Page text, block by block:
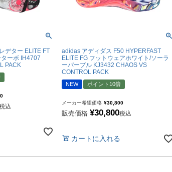
ェア
ム
SOCCER NUT｜サッカーナッツ
PENALTY｜ペナルティ
GAVIC｜ガビック
reusch｜ロイシュ
uhlsport｜ウールシュポルト
FOOOOTY｜フーティ
デター ELITE FT
ーボ IH4707
PACK
込
adidas アディダス F50 HYPERFAST
ELITE FG フットウェアホワイト/ソーラ
ーパープル KJ3432 CHAOS VS
CONTROL PACK
NEW ポイント10倍
メーカー希望価格 ¥30,800
販売価格 ¥30,800税込
カートに入れる